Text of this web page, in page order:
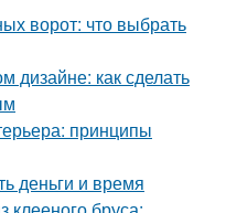
ворот: что выбрать
дизайне: как сделать
принципы
деньги и время